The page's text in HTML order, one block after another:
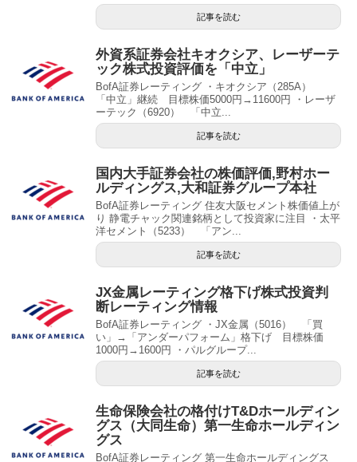
記事を読む
外資系証券会社キオクシア、レーザーテ
ック株式投資評価を「中立」
BofA証券レーティング ・キオクシア（285A）
「中立」継続 目標株価5000円→11600円 ・レーザ
ーテック（6920） 「中立...
記事を読む
国内大手証券会社の株価評価,野村ホー
ルディングス,大和証券グループ本社
BofA証券レーティング 住友大阪セメント株価値上が
り 静電チャック関連銘柄として投資家に注目 ・太平
洋セメント（5233） 「アン...
記事を読む
JX金属レーティング格下げ株式投資判
断レーティング情報
BofA証券レーティング ・JX金属（5016） 「買
い」→「アンダーパフォーム」格下げ 目標株価
1000円→1600円 ・パルグループ...
記事を読む
生命保険会社の格付けT&Dホールディン
グス（大同生命）第一生命ホールディン
グス
BofA証券レーティング 第一生命ホールディングス